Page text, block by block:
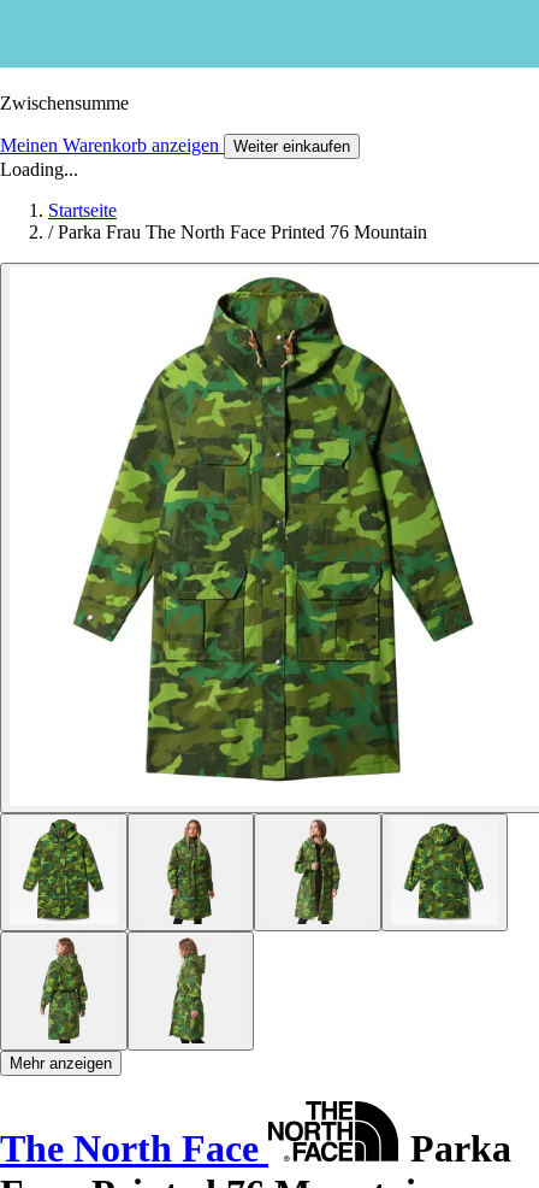
Zwischensumme
Meinen Warenkorb anzeigen Weiter einkaufen
Loading...
Startseite
/ Parka Frau The North Face Printed 76 Mountain
Mehr anzeigen
The North Face
Parka